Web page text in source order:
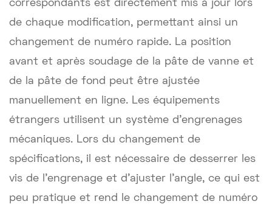
correspondants est directement mis à jour lors
de chaque modification, permettant ainsi un
changement de numéro rapide. La position
avant et après soudage de la pâte de vanne et
de la pâte de fond peut être ajustée
manuellement en ligne. Les équipements
étrangers utilisent un système d'engrenages
mécaniques. Lors du changement de
spécifications, il est nécessaire de desserrer les
vis de l'engrenage et d'ajuster l'angle, ce qui est
peu pratique et rend le changement de numéro